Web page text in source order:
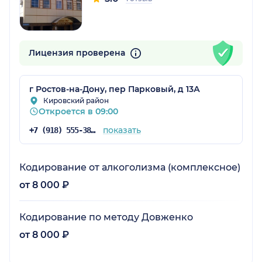
Лицензия проверена
г Ростов-на-Дону, пер Парковый, д 13А
Кировский район
Откроется в 09:00
+7 (918) 555-38-38 показать
Кодирование от алкоголизма (комплексное)
от 8 000 ₽
Кодирование по методу Довженко
от 8 000 ₽